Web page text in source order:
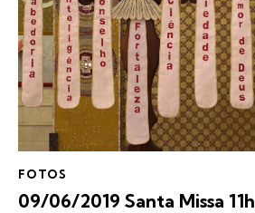
FOTOS
09/06/2019 Santa Missa 11h